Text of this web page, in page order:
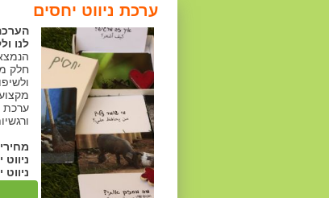
ערכת ניווט יחסים
לנו
חלק
ערכת